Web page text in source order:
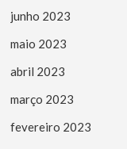
junho 2023
maio 2023
abril 2023
março 2023
fevereiro 2023